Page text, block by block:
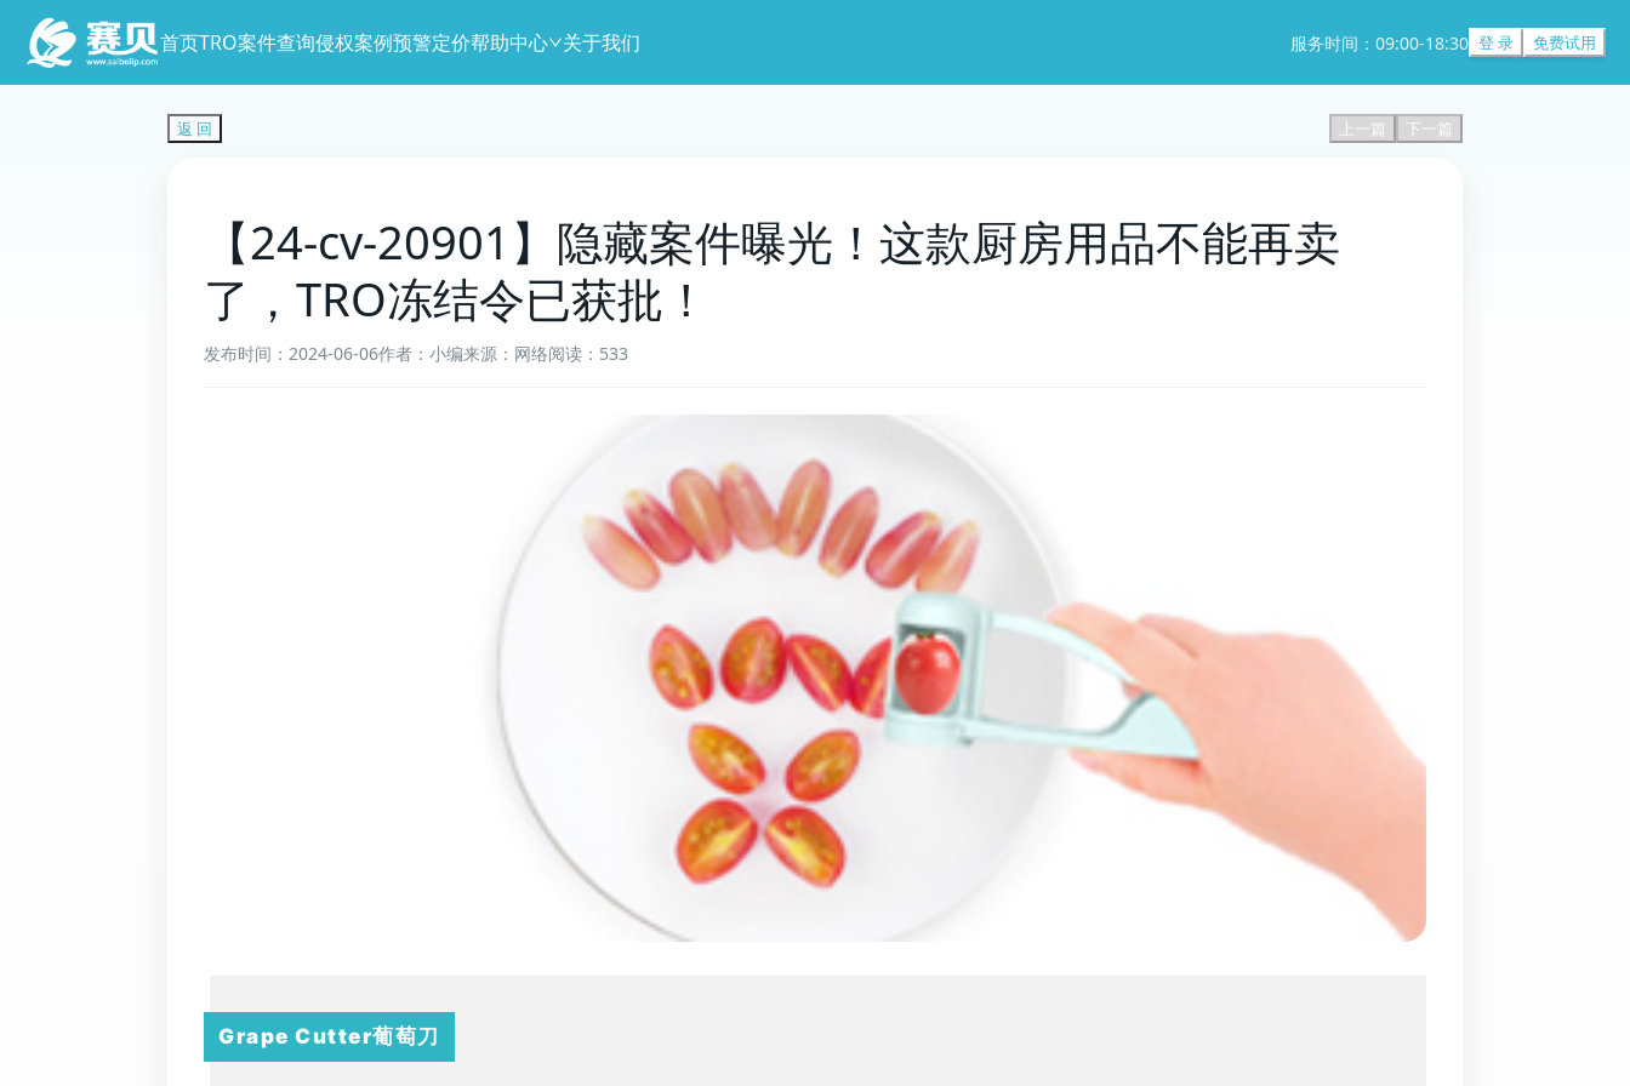
首页TRO案件查询侵权案例预警定价帮助中心 关于我们 服务时间：09:00-18:30 登 录 免费试用
返 回 上一篇 下一篇
【24-cv-20901】隐藏案件曝光！这款厨房用品不能再卖
了，TRO冻结令已获批！
发布时间：2024-06-06作者：小编来源：网络阅读：533
Grape Cutter葡萄刀